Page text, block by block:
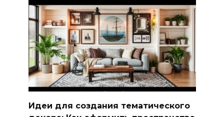
Идеи для создания тематического